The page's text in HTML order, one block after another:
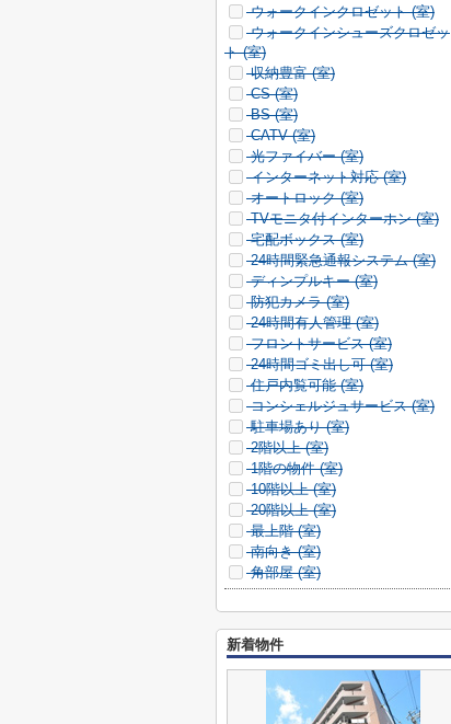
ウォークインクロゼット (室)
ウォークインシューズクロゼッ
ト (室)
収納豊富 (室)
CS (室)
BS (室)
CATV (室)
光ファイバー (室)
インターネット対応 (室)
オートロック (室)
TVモニタ付インターホン (室)
宅配ボックス (室)
24時間緊急通報システム (室)
ディンプルキー (室)
防犯カメラ (室)
24時間有人管理 (室)
フロントサービス (室)
24時間ゴミ出し可 (室)
住戸内覧可能 (室)
コンシェルジュサービス (室)
駐車場あり (室)
2階以上 (室)
1階の物件 (室)
10階以上 (室)
20階以上 (室)
最上階 (室)
南向き (室)
角部屋 (室)
新着物件